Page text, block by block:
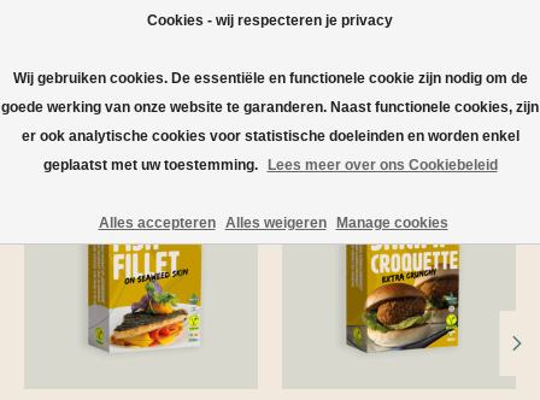
Verlanglijst
Hero slideshow items
Items van productcarrousel
Cookies - wij respecteren je privacy
Wij gebruiken cookies. De essentiële en functionele cookie zijn nodig om de
goede werking van onze website te garanderen. Naast functionele cookies, zijn
er ook analytische cookies voor statistische doeleinden en worden enkel
geplaatst met uw toestemming.
Lees meer over ons Cookiebeleid
Alles accepteren Alles weigeren Manage cookies